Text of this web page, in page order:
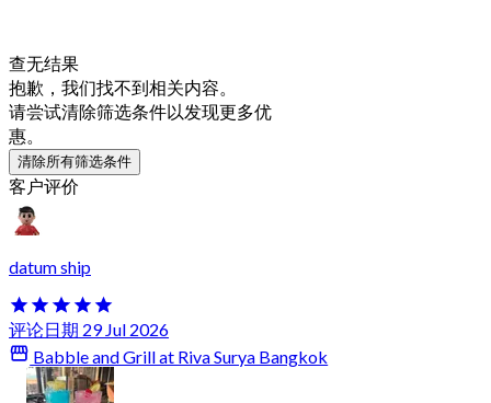
查无结果
抱歉，我们找不到相关内容。
请尝试清除筛选条件以发现更多优
惠。
清除所有筛选条件
客户评价
datum ship
评论日期 29 Jul 2026
Babble and Grill at Riva Surya Bangkok